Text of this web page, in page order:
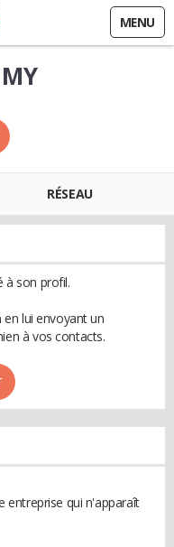
MENU
RÉSEAU
à son profil.
en lui envoyant un
à vos contacts.
entreprise qui n'apparaît